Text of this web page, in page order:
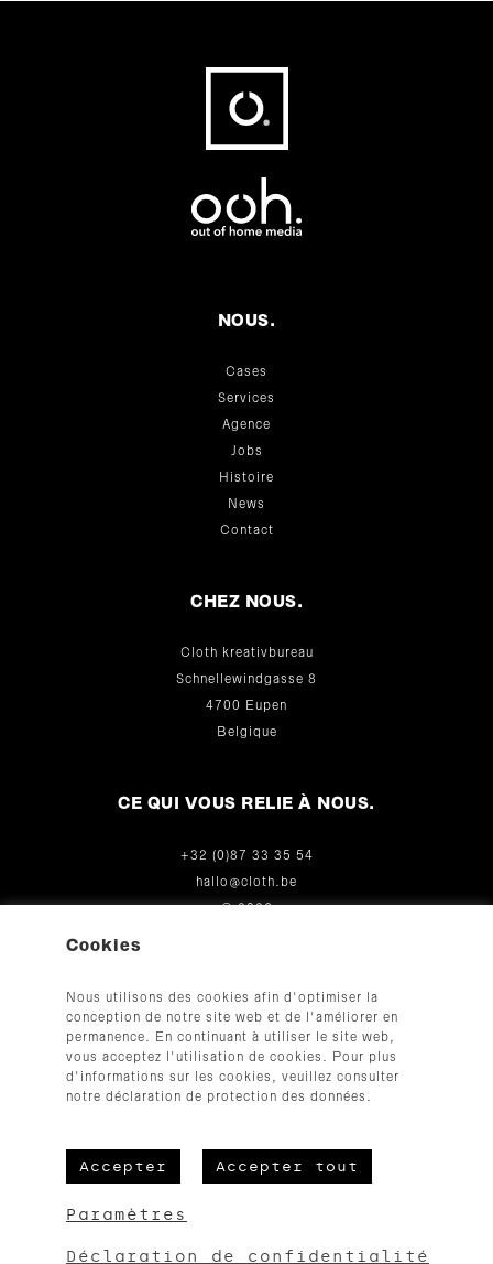
NOUS.
Cases
Services
Agence
Jobs
Histoire
News
Contact
CHEZ NOUS.
Cloth kreativbureau
Schnellewindgasse 8
4700 Eupen
Belgique
CE QUI VOUS RELIE À NOUS.
+32 (0)87 33 35 54
hallo@cloth.be
© 2026
Erreur :Formulaire de contact non trouvé !
Cookies
Nous utilisons des cookies afin d'optimiser la
conception de notre site web et de l'améliorer en
permanence. En continuant à utiliser le site web,
vous acceptez l'utilisation de cookies. Pour plus
d'informations sur les cookies, veuillez consulter
notre déclaration de protection des données.
Accepter Accepter tout
Paramètres
Déclaration de confidentialité